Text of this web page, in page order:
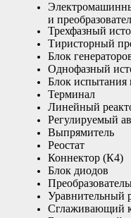
и
Трехфазный
Тиристорный
Блок
Однофазный
Блок испытания
Терминал
Линейный
Регулируемый
Выпрямитель
Реостат
Коннектор (К4)
Блок диодов
Уравнительный
Сглаживающий